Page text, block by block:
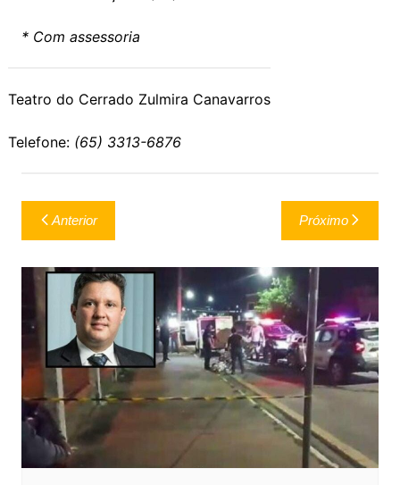
* Com assessoria
Teatro do Cerrado Zulmira Canavarros
Telefone: (65) 3313-6876
Navegação
de
Post
Anterior Próximo